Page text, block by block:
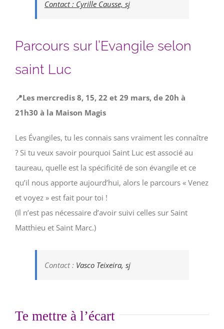
Contact : Cyrille Causse, sj
Parcours sur l’Evangile selon
saint Luc
📍Les mercredis 8, 15, 22 et 29 mars, de 20h à
21h30 à la Maison Magis
Les Évangiles, tu les connais sans vraiment les connaître
? Si tu veux savoir pourquoi Saint Luc est associé au
taureau, quelle est la spécificité de son évangile et ce
qu’il nous apporte aujourd’hui, alors le parcours « Venez
et voyez » est fait pour toi !
(Il n’est pas nécessaire d’avoir suivi celles sur Saint
Matthieu et Saint Marc.)
Contact : Vasco Teixeira, sj
Te mettre à l’écart